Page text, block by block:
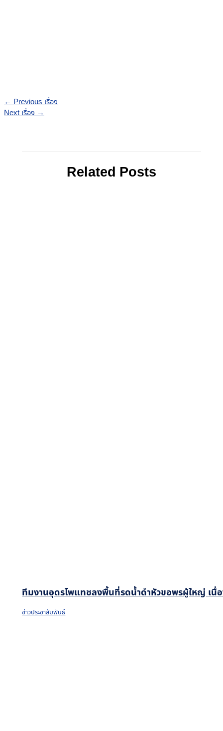
←Previous เรื่อง
Next เรื่อง→
Related Posts
ทีมงานอุดรโพแทชลงพื้นที่รดน้ำดำหัวขอพรผู้ใหญ่ เนื่อ
ข่าวประชาสัมพันธ์